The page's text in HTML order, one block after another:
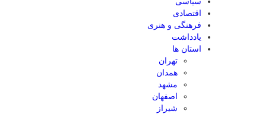
اقتصادی
فرهنگی و هنری
یادداشت
استان ها
تهران
همدان
مشهد
اصفهان
شیراز